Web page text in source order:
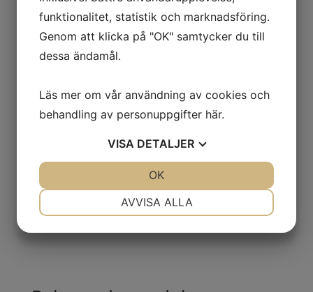
liggande
Artikelnr: 25640 Kategorier: Fathantering
Fatpallar
Miljöhantering
Mer information
● Uppsamlingsvolym 260 liter
● BxDxH 950x1250x770 mm
funktionalitet, statistik och marknadsföring.
Genom att klicka på "OK" samtycker du till
dessa ändamål.
Läs mer om vår användning av cookies och
behandling av personuppgifter här.
VISA DETALJER
AVVISA ALLA
OK